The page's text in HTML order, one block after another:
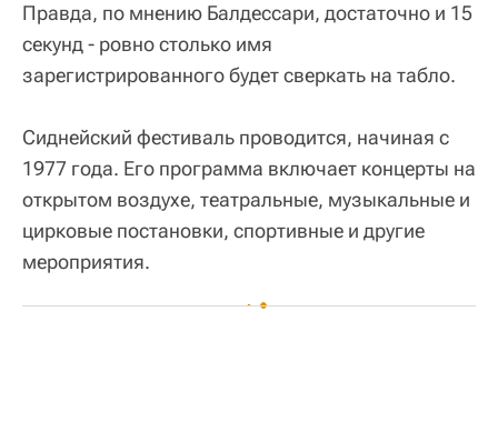
Правда, по мнению Балдессари, достаточно и 15
секунд - ровно столько имя
зарегистрированного будет сверкать на табло.
Сиднейский фестиваль проводится, начиная с
1977 года. Его программа включает концерты на
открытом воздухе, театральные, музыкальные и
цирковые постановки, спортивные и другие
мероприятия.